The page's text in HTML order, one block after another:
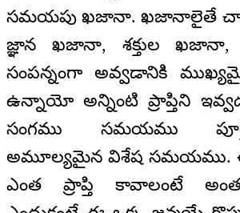
సమయపు ఖజానా. ఖజానాలైతే
జ్ఞాన ఖజానా, శక్తుల
సంపన్నంగా అవ్వడానికి
ఉన్నాయో అన్నింటి ప్రాప్తిని
సంగము సమయము
అమూల్యమైన విశేష
ఎంత ప్రాప్తి కావాలంటే అంత